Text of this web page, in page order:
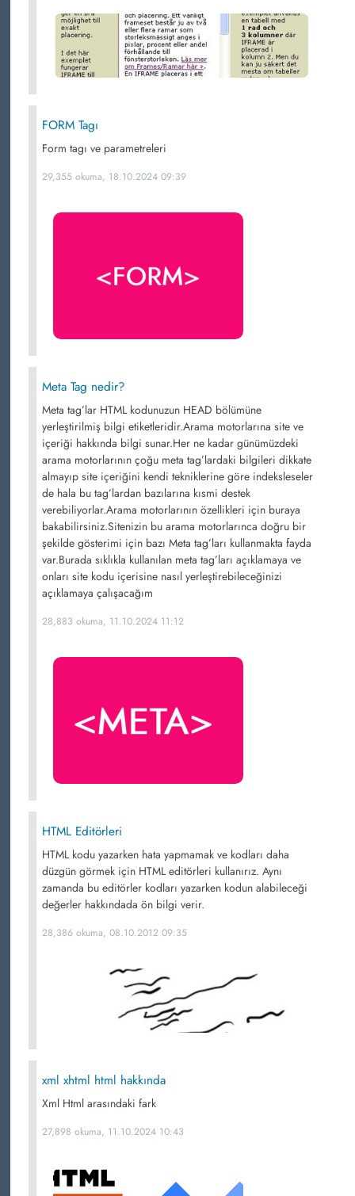
FORM Tagı
Form tagı ve parametreleri
29,355 okuma, 18.10.2024 09:39
Meta Tag nedir?
Meta tag’lar HTML kodunuzun HEAD bölümüne
yerleştirilmiş bilgi etiketleridir.Arama motorlarına site ve
içeriği hakkında bilgi sunar.Her ne kadar günümüzdeki
arama motorlarının çoğu meta tag’lardaki bilgileri dikkate
almayıp site içeriğini kendi tekniklerine göre indeksleseler
de hala bu tag’lardan bazılarına kısmi destek
verebiliyorlar.Arama motorlarının özellikleri için buraya
bakabilirsiniz.Sitenizin bu arama motorlarınca doğru bir
şekilde gösterimi için bazı Meta tag’ları kullanmakta fayda
var.Burada sıklıkla kullanılan meta tag’ları açıklamaya ve
onları site kodu içerisine nasıl yerleştirebileceğinizi
açıklamaya çalışacağım
28,883 okuma, 11.10.2024 11:12
HTML Editörleri
HTML kodu yazarken hata yapmamak ve kodları daha
düzgün görmek için HTML editörleri kullanırız. Aynı
zamanda bu editörler kodları yazarken kodun alabileceği
değerler hakkındada ön bilgi verir.
28,386 okuma, 08.10.2012 09:35
xml xhtml html hakkında
Xml Html arasındaki fark
27,898 okuma, 11.10.2024 10:43